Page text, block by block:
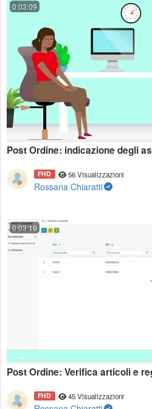
0:03:09
Post Ordine: indicazione degli
FHD 56 Visualizzazioni
Rossana Chiaratti
0:03:19
Post Ordine: Verifica articoli e
FHD 45 Visualizzazioni